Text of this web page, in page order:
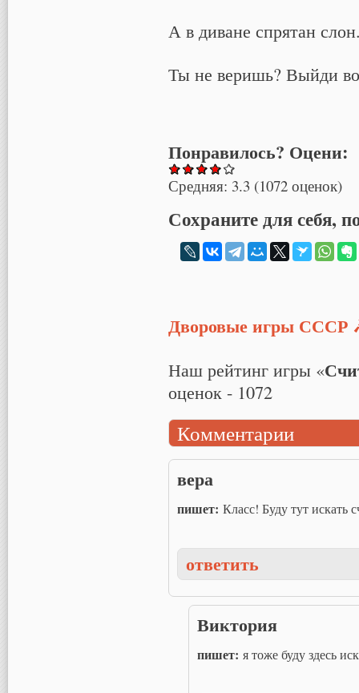
А в диване спрятан
Ты не веришь? Выйди
Понравилось? Оцени:
Средняя: 3.3 (1072 оценок)
Сохраните для себя,
Дворовые игры СССР
Наш рейтинг игры «
оценок - 1072
Комментарии
вера
пишет: Класс! Буду тут искать
ответить
Виктория
пишет: я тоже буду здесь